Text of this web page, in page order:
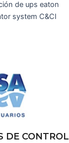
de ups eaton
system C&CI
DE CONTROL